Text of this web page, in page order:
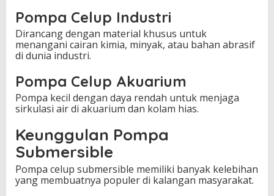
Pompa Celup Industri
Dirancang dengan material khusus untuk
menangani cairan kimia, minyak, atau bahan abrasif
di dunia industri.
Pompa Celup Akuarium
Pompa kecil dengan daya rendah untuk menjaga
sirkulasi air di akuarium dan kolam hias.
Keunggulan Pompa
Submersible
Pompa celup submersible memiliki banyak kelebihan
yang membuatnya populer di kalangan masyarakat.